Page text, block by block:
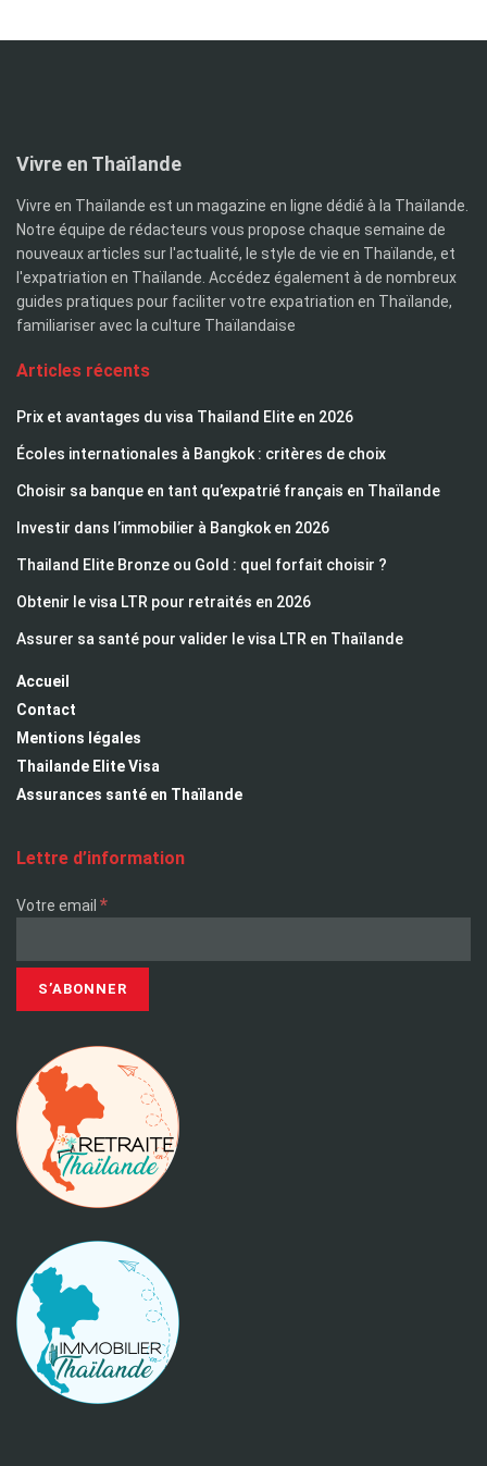
Vivre en Thaïlande
Vivre en Thaïlande est un magazine en ligne dédié à la Thaïlande.
Notre équipe de rédacteurs vous propose chaque semaine de
nouveaux articles sur l'actualité, le style de vie en Thaïlande, et
l'expatriation en Thaïlande. Accédez également à de nombreux
guides pratiques pour faciliter votre expatriation en Thaïlande,
familiariser avec la culture Thaïlandaise
Articles récents
Prix et avantages du visa Thailand Elite en 2026
Écoles internationales à Bangkok : critères de choix
Choisir sa banque en tant qu’expatrié français en Thaïlande
Investir dans l’immobilier à Bangkok en 2026
Thailand Elite Bronze ou Gold : quel forfait choisir ?
Obtenir le visa LTR pour retraités en 2026
Assurer sa santé pour valider le visa LTR en Thaïlande
Accueil
Contact
Mentions légales
Thailande Elite Visa
Assurances santé en Thaïlande
Lettre d’information
Votre email *